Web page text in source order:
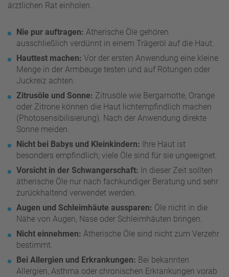
ärztlichen Rat einholen.
Nie pur auftragen: Ätherische Öle gehören
ausschließlich verdünnt in einem Trägeröl auf die Haut.
Hauttest machen: Vor der ersten Anwendung eine kleine
Menge in der Armbeuge testen und auf Rötungen oder
Juckreiz achten.
Zitrusöle und Sonne: Zitrusöle wie Bergamotte, Orange
oder Zitrone können die Haut lichtempfindlich machen
(Photosensibilisierung). Nach der Anwendung direkte
Sonne meiden.
Nicht bei Babys und Kleinkindern: Ihre Haut ist
besonders empfindlich; viele Öle sind für sie ungeeignet.
Vorsicht in der Schwangerschaft: In dieser Zeit sollten
ätherische Öle nur nach fachkundiger Beratung und sehr
zurückhaltend verwendet werden.
Augen und Schleimhäute aussparen: Öle nicht in die
Nähe von Augen, Nase oder Schleimhäuten bringen.
Nicht einnehmen: Ätherische Öle sind nicht zum Verzehr
bestimmt.
Bei Allergien und Erkrankungen: Bei bekannten
Allergien, Asthma oder chronischen Erkrankungen vorab